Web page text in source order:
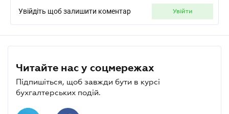
Увійдіть щоб залишити коментар увійти
Читайте нас у соцмережах
Підпишіться, щоб завжди бути в курсі
бухгалтерських подій.